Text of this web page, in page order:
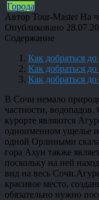
Города
Автор Tour-Master На
Опубликовано
Содержание
Как добраться
Как добраться
Как добраться
В Сочи немало
частности,
курорте являются
одноименном ущелье
одной Орлиными
гора Ахун также
поскольку на ней
вид на весь
красивое место,
обязательно нужно